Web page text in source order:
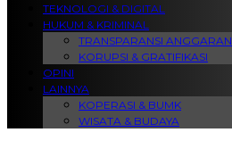
TEKNOLOGI & DIGITAL
HUKUM & KRIMINAL
TRANSPARANSI ANGGARAN
KORUPSI & GRATIFIKASI
OPINI
LAINNYA
KOPERASI & BUMK
WISATA & BUDAYA